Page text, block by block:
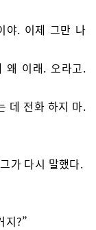
야. 이제 그만 나
왜 이래. 오라고.
데 전화 하지 마.
가 다시 말했다.
지?”